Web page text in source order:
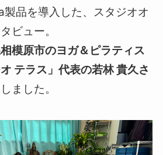
品を導入した、スタジオオ
ビュー。
模原市のヨガ＆ピラティス
テラス 」代表の若林 貴久さ
ました。